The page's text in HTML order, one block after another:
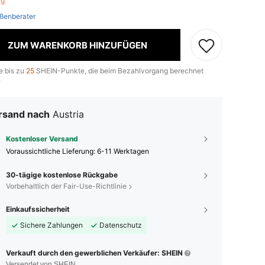
ZUM WARENKORB HINZUFÜGEN
bis zu 25 SHEIN-Punkte, die beim Bezahlvorgang berechnet
nach Austria
Kostenloser Versand
Voraussichtliche Lieferung: 6-11 Werktagen
30-tägige kostenlose Rückgabe
Vorbehaltlich der Fair-Use-Richtlinie
Einkaufssicherheit
Sichere Zahlungen
Datenschutz
Verkauft durch den gewerblichen Verkäufer: SHEIN